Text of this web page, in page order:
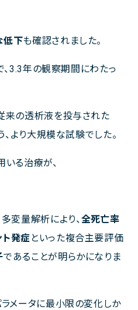
低下も確認されました。
3.3年の観察期間にわたっ
来の透析液を投与された
より大規模な試験でした。
いる治療が、
多変量解析により、全死亡率
発症 といった複合主要評価
であることが明らかになりま
メータに最小限の変化しか